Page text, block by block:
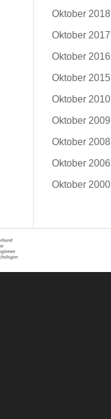
Oktober 2018
Oktober 2017
Oktober 2016
Oktober 2015
Oktober 2010
Oktober 2009
Oktober 2008
Oktober 2006
Oktober 2000